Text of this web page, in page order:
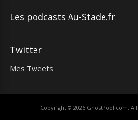
Les podcasts Au-Stade.fr
Twitter
Mes Tweets
Copyright © 2026 GhostPool.com.